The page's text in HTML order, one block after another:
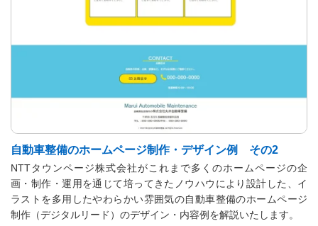
自動車整備のホームページ制作・デザイン例 その2
NTTタウンページ株式会社がこれまで多くのホームページの企
画・制作・運用を通じて培ってきたノウハウにより設計した、イ
ラストを多用したやわらかい雰囲気の自動車整備のホームページ
制作（デジタルリード）のデザイン・内容例を解説いたします。